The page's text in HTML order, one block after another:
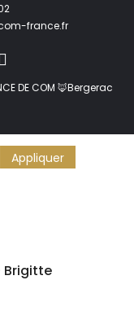
france.fr
DE COM 🦊Bergerac
Appliquer
Brigitte